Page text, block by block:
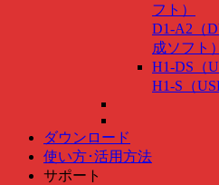
フト）
D1-A2（
成ソフト）
H1-DS（
H1-S（
ダウンロード
使い方･活用方法
サポート